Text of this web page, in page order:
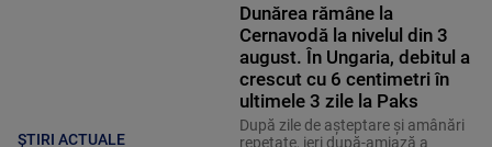
ȘTIRI ACTUALE
Dunărea rămâne la
Cernavodă la nivelul din 3
august. În Ungaria, debitul a
crescut cu 6 centimetri în
ultimele 3 zile la Paks
După zile de așteptare și amânări
repetate, ieri după-amiază a